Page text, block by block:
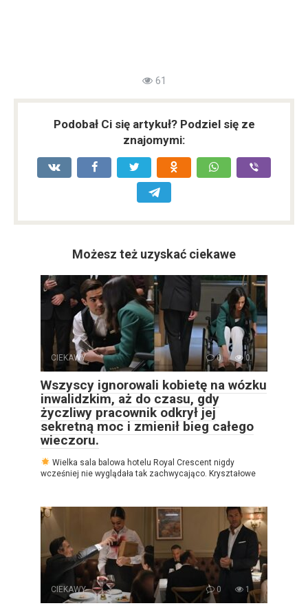
61
Podobał Ci się artykuł? Podziel się ze
znajomymi:
Możesz też uzyskać ciekawe
CIEKAWY 0 0
Wszyscy ignorowali kobietę na wózku
inwalidzkim, aż do czasu, gdy
życzliwy pracownik odkrył jej
sekretną moc i zmienił bieg całego
wieczoru.
Wielka sala balowa hotelu Royal Crescent nigdy
wcześniej nie wyglądała tak zachwycająco. Kryształowe
CIEKAWY 0 1